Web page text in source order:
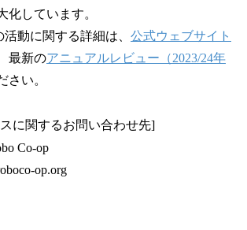
化しています。
動に関する詳細は、 公式ウェブサイト
最新のアニュアルレビュー（2023/24年
さい。
に関するお問い合わせ先]
Co-op
op.org